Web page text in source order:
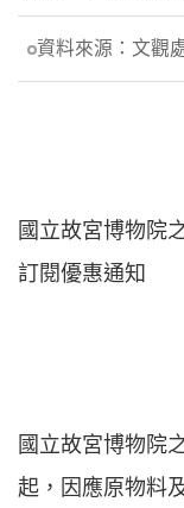
資料來源： 文觀
國立故宮博物院
訂閱優惠通知
國立故宮博物院
起，因應原物料